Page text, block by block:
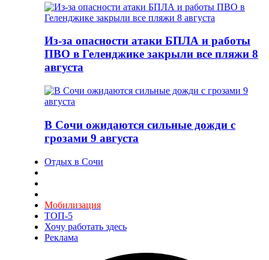
Из-за опасности атаки БПЛА и работы
ПВО в Геленджике закрыли все пляжи 8
августа
В Сочи ожидаются сильные дожди с
грозами 9 августа
Отдых в Сочи
Мобилизация
ТОП-5
Хочу работать здесь
Реклама